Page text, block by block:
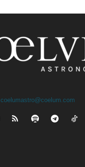
coelumastro@coelum.com